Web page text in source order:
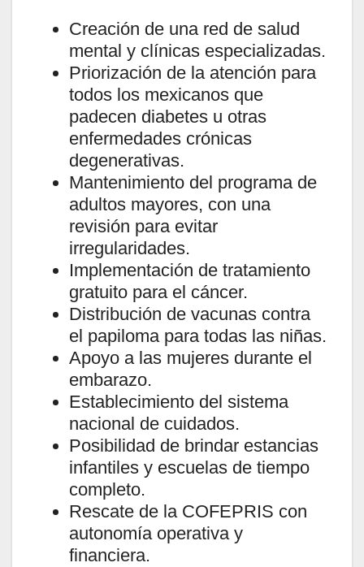
Creación de una red de salud
mental y clínicas especializadas.
Priorización de la atención para
todos los mexicanos que
padecen diabetes u otras
enfermedades crónicas
degenerativas.
Mantenimiento del programa de
adultos mayores, con una
revisión para evitar
irregularidades.
Implementación de tratamiento
gratuito para el cáncer.
Distribución de vacunas contra
el papiloma para todas las niñas.
Apoyo a las mujeres durante el
embarazo.
Establecimiento del sistema
nacional de cuidados.
Posibilidad de brindar estancias
infantiles y escuelas de tiempo
completo.
Rescate de la COFEPRIS con
autonomía operativa y
financiera.